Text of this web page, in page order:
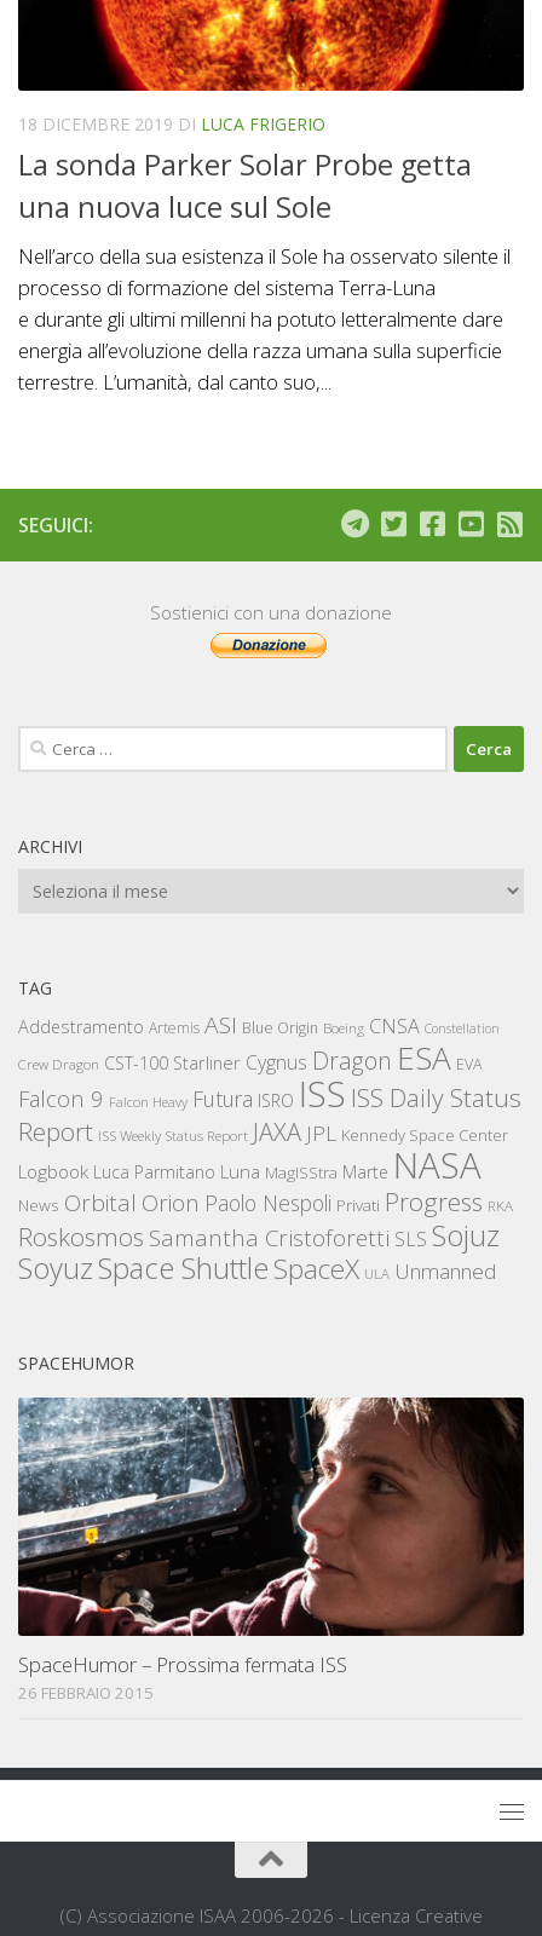
18 DICEMBRE 2019 DI LUCA FRIGERIO
La sonda Parker Solar Probe getta
una nuova luce sul Sole
Nell’arco della sua esistenza il Sole ha osservato silente il
processo di formazione del sistema Terra-Luna
e durante gli ultimi millenni ha potuto letteralmente dare
energia all’evoluzione della razza umana sulla superficie
terrestre. L’umanità, dal canto suo,...
SEGUICI:
Sostienici con una donazione
Ricerca
per:
ARCHIVI
Archivi
TAG
Addestramento Artemis ASI Blue Origin Boeing CNSA Constellation
Crew Dragon CST-100 Starliner Cygnus Dragon ESA EVA
Falcon 9 Falcon Heavy Futura ISRO ISS ISS Daily Status
Report ISS Weekly Status Report JAXA JPL Kennedy Space Center
Logbook Luca Parmitano Luna MagISStra Marte NASA
News Orbital Orion Paolo Nespoli Privati Progress RKA
Roskosmos Samantha Cristoforetti SLS Sojuz
SoyuzSpace ShuttleSpaceX ULA Unmanned
SPACEHUMOR
SpaceHumor – Prossima fermata ISS
26 FEBBRAIO 2015
(C) Associazione ISAA 2006-2026 - Licenza Creative